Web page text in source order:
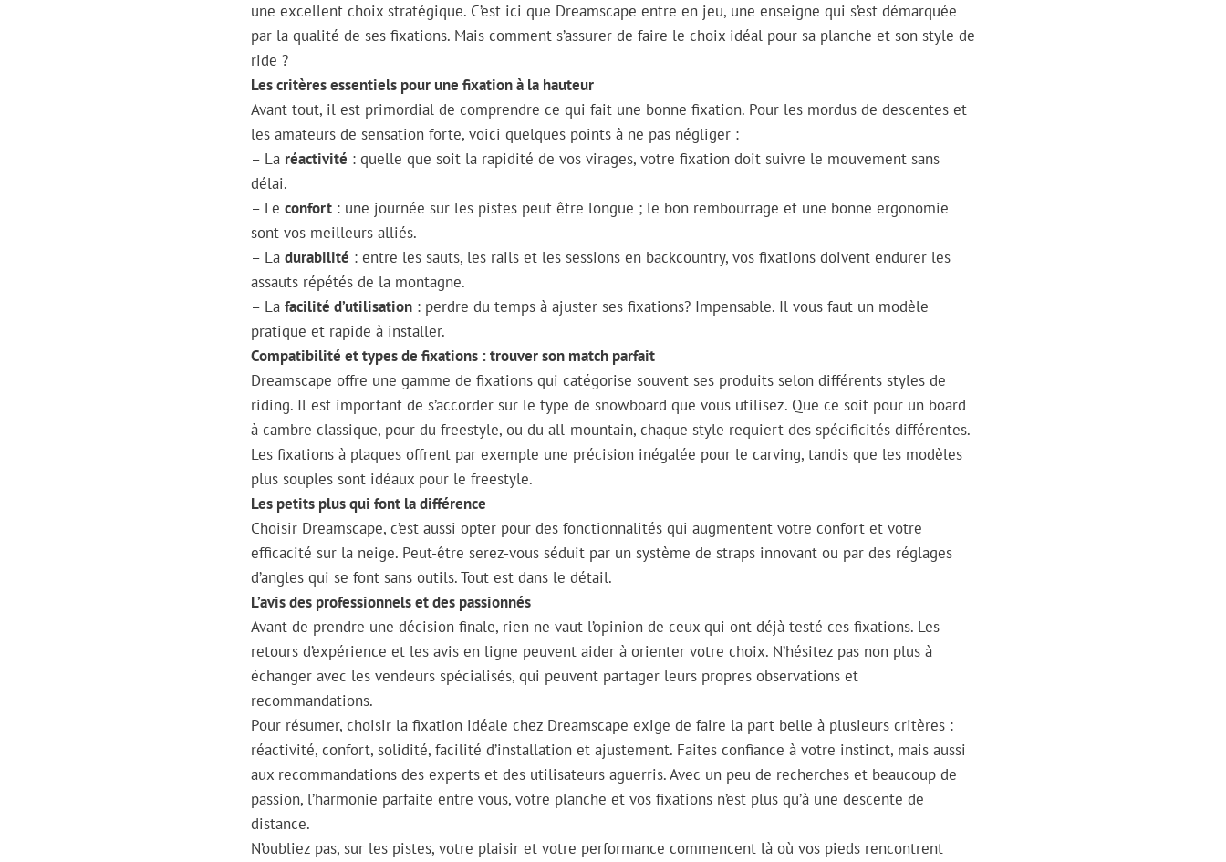
une excellent choix stratégique. C’est ici que Dreamscape entre en jeu, une enseigne qui s’est démarquée
par la qualité de ses fixations. Mais comment s’assurer de faire le choix idéal pour sa planche et son style de
ride ?
Les critères essentiels pour une fixation à la hauteur
Avant tout, il est primordial de comprendre ce qui fait une bonne fixation. Pour les mordus de descentes et
les amateurs de sensation forte, voici quelques points à ne pas négliger :
– La réactivité : quelle que soit la rapidité de vos virages, votre fixation doit suivre le mouvement sans
délai.
– Le confort : une journée sur les pistes peut être longue ; le bon rembourrage et une bonne ergonomie
sont vos meilleurs alliés.
– La durabilité : entre les sauts, les rails et les sessions en backcountry, vos fixations doivent endurer les
assauts répétés de la montagne.
– La facilité d’utilisation : perdre du temps à ajuster ses fixations? Impensable. Il vous faut un modèle
pratique et rapide à installer.
Compatibilité et types de fixations : trouver son match parfait
Dreamscape offre une gamme de fixations qui catégorise souvent ses produits selon différents styles de
riding. Il est important de s’accorder sur le type de snowboard que vous utilisez. Que ce soit pour un board
à cambre classique, pour du freestyle, ou du all-mountain, chaque style requiert des spécificités différentes.
Les fixations à plaques offrent par exemple une précision inégalée pour le carving, tandis que les modèles
plus souples sont idéaux pour le freestyle.
Les petits plus qui font la différence
Choisir Dreamscape, c’est aussi opter pour des fonctionnalités qui augmentent votre confort et votre
efficacité sur la neige. Peut-être serez-vous séduit par un système de straps innovant ou par des réglages
d’angles qui se font sans outils. Tout est dans le détail.
L’avis des professionnels et des passionnés
Avant de prendre une décision finale, rien ne vaut l’opinion de ceux qui ont déjà testé ces fixations. Les
retours d’expérience et les avis en ligne peuvent aider à orienter votre choix. N’hésitez pas non plus à
échanger avec les vendeurs spécialisés, qui peuvent partager leurs propres observations et
recommandations.
Pour résumer, choisir la fixation idéale chez Dreamscape exige de faire la part belle à plusieurs critères :
réactivité, confort, solidité, facilité d’installation et ajustement. Faites confiance à votre instinct, mais aussi
aux recommandations des experts et des utilisateurs aguerris. Avec un peu de recherches et beaucoup de
passion, l’harmonie parfaite entre vous, votre planche et vos fixations n’est plus qu’à une descente de
distance.
N’oubliez pas, sur les pistes, votre plaisir et votre performance commencent là où vos pieds rencontrent